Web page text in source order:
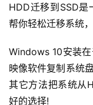
HDD迁移到SSD
帮你轻松迁移系统
Windows 10安装
映像软件复制系统
其它方法把系统从
好的选择!